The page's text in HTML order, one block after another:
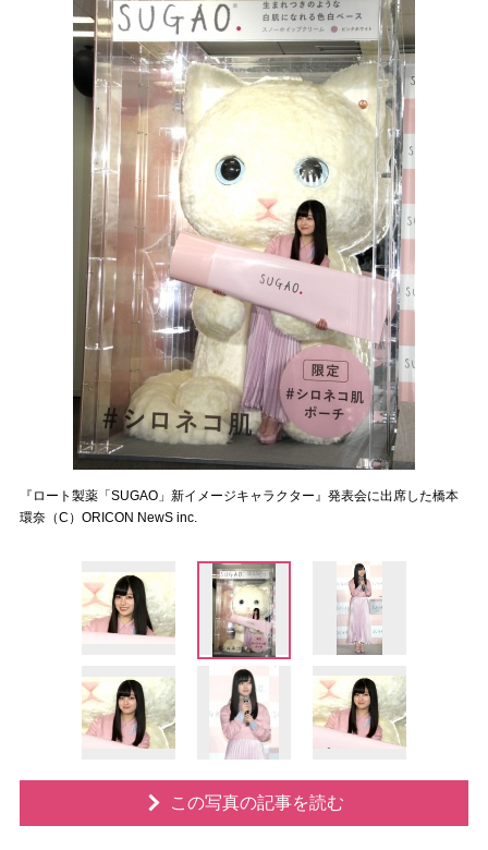
『ロート製薬「SUGAO」新イメージキャラクター』発表会に出席した橋本
環奈（C）ORICON NewS inc.
この写真の記事を読む